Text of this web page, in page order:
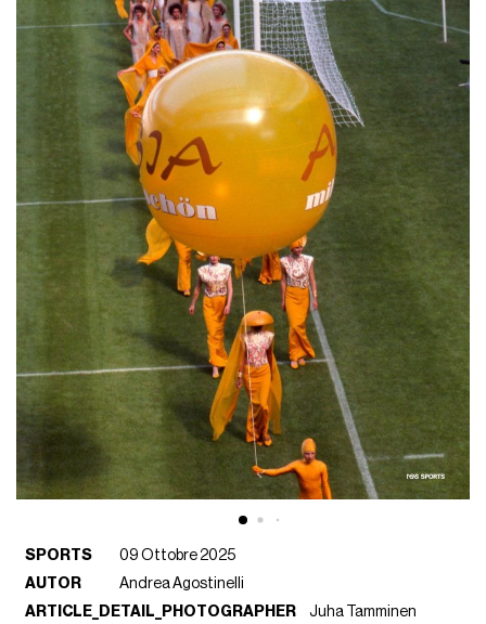
SPORTS
09 Ottobre 2025
AUTOR
Andrea Agostinelli
ARTICLE_DETAIL_PHOTOGRAPHER
Juha Tamminen